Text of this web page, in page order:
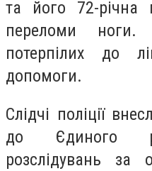
та його 72-річна
переломи ноги.
потерпілих до
допомоги.
Слідчі поліції
до Єдиного
розслідувань за